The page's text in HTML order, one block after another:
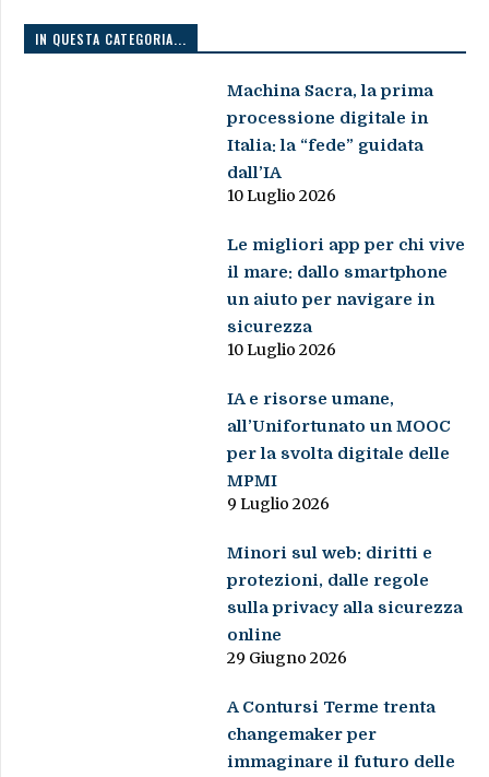
IN QUESTA CATEGORIA...
Machina Sacra, la prima
processione digitale in
Italia: la “fede” guidata
dall’IA
10 Luglio 2026
Le migliori app per chi vive
il mare: dallo smartphone
un aiuto per navigare in
sicurezza
10 Luglio 2026
IA e risorse umane,
all’Unifortunato un MOOC
per la svolta digitale delle
MPMI
9 Luglio 2026
Minori sul web: diritti e
protezioni, dalle regole
sulla privacy alla sicurezza
online
29 Giugno 2026
A Contursi Terme trenta
changemaker per
immaginare il futuro delle